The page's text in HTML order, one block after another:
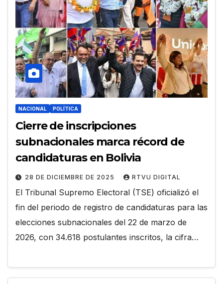
NACIONAL POLÍTICA
Cierre de inscripciones
subnacionales marca récord de
candidaturas en Bolivia
28 DE DICIEMBRE DE 2025 RTVU DIGITAL
El Tribunal Supremo Electoral (TSE) oficializó el
fin del periodo de registro de candidaturas para las
elecciones subnacionales del 22 de marzo de
2026, con 34.618 postulantes inscritos, la cifra…